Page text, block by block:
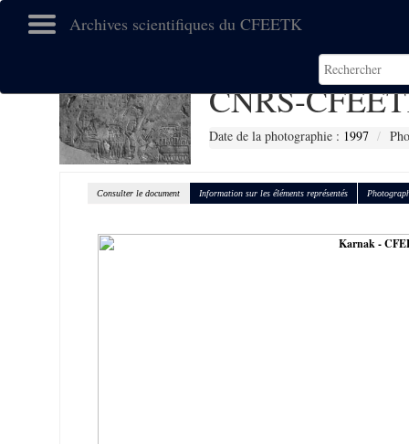
Archives scientifiques du CFEETK
CNRS-
Date de la photographie : 1997
Consulter le document Information sur les éléments représentés